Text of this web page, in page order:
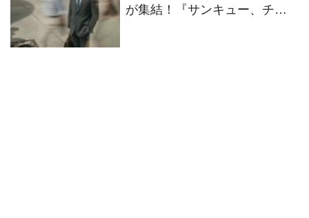
が集結！『サンキュー、チャ